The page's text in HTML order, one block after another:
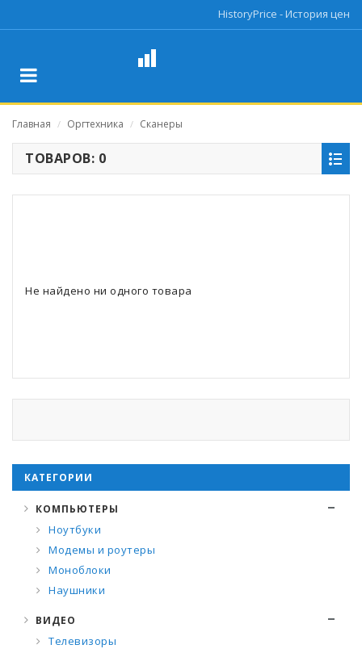
HistoryPrice - История цен
Главная / Оргтехника / Сканеры
ТОВАРОВ: 0
Не найдено ни одного товара
КАТЕГОРИИ
КОМПЬЮТЕРЫ
Ноутбуки
Модемы и роутеры
Моноблоки
Наушники
ВИДЕО
Телевизоры